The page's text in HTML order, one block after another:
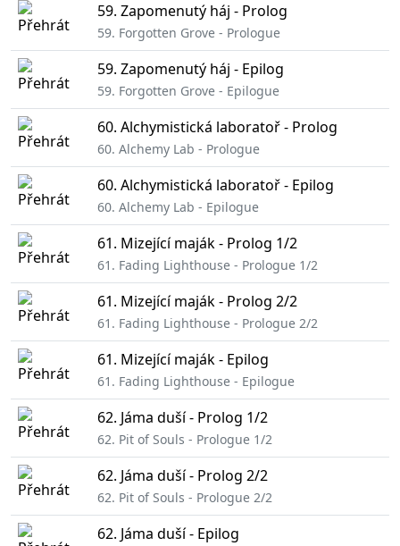
59. Zapomenutý háj - Prolog
59. Forgotten Grove - Prologue
59. Zapomenutý háj - Epilog
59. Forgotten Grove - Epilogue
60. Alchymistická laboratoř - Prolog
60. Alchemy Lab - Prologue
60. Alchymistická laboratoř - Epilog
60. Alchemy Lab - Epilogue
61. Mizející maják - Prolog 1/2
61. Fading Lighthouse - Prologue 1/2
61. Mizející maják - Prolog 2/2
61. Fading Lighthouse - Prologue 2/2
61. Mizející maják - Epilog
61. Fading Lighthouse - Epilogue
62. Jáma duší - Prolog 1/2
62. Pit of Souls - Prologue 1/2
62. Jáma duší - Prolog 2/2
62. Pit of Souls - Prologue 2/2
62. Jáma duší - Epilog